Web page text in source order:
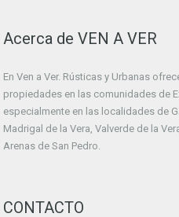
Acerca de VEN A VER
En Ven a Ver. Rústicas y Urbanas
propiedades en las comunidades de
especialmente en las localidades de
Madrigal de la Vera, Valverde de la
Arenas de San Pedro.
CONTACTO